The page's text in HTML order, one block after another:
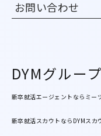
お問い合わせ
DYMグルー
新卒就活エージェントならミー
新卒就活スカウトならDYMスカ